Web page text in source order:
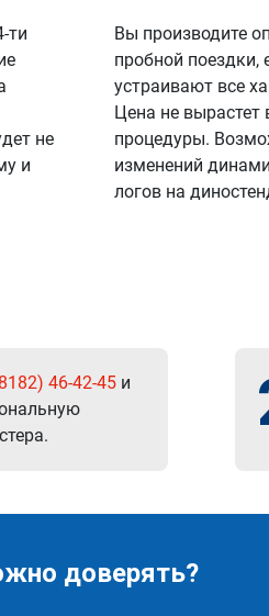
ти
не
и
Вы производите
пробной поездки,
устраивают все
Цена не вырастет
процедуры.
изменений
логов на
46-42-45 и
доверять?